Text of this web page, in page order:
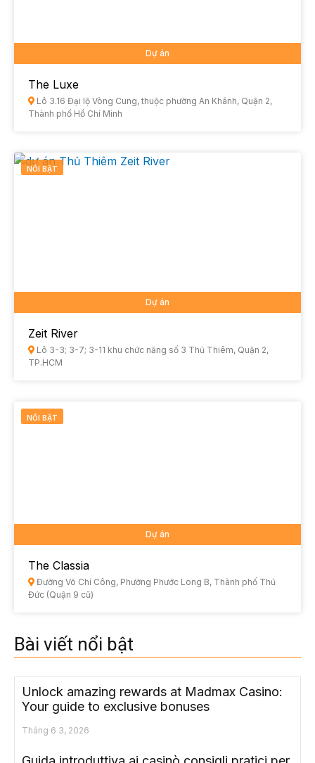
Dự án
The Luxe
Lô 3.16 Đại lộ Vòng Cung, thuộc phường An Khánh, Quận 2,
Thành phố Hồ Chí Minh
NỔI BẬT
Dự án
Zeit River
Lô 3-3; 3-7; 3-11 khu chức năng số 3 Thủ Thiêm, Quận 2,
TP.HCM
NỔI BẬT
Dự án
The Classia
Đường Võ Chí Công, Phường Phước Long B, Thành phố Thủ
Đức (Quận 9 cũ)
Bài viết nổi bật
Unlock amazing rewards at Madmax Casino:
Your guide to exclusive bonuses
Tháng 6 3, 2026